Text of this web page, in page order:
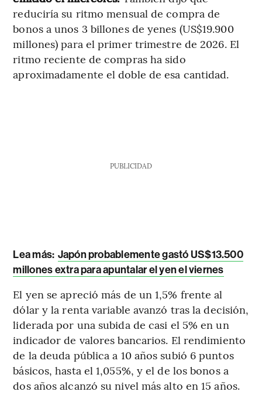
reduciría su ritmo mensual de compra de
bonos a unos 3 billones de yenes (US$19.900
millones) para el primer trimestre de 2026. El
ritmo reciente de compras ha sido
aproximadamente el doble de esa cantidad.
PUBLICIDAD
Lea más: Japón probablemente gastó US$13.500
millones extra para apuntalar el yen el viernes
El yen se apreció más de un 1,5% frente al
dólar y la renta variable avanzó tras la decisión,
liderada por una subida de casi el 5% en un
indicador de valores bancarios. El rendimiento
de la deuda pública a 10 años subió 6 puntos
básicos, hasta el 1,055%, y el de los bonos a
dos años alcanzó su nivel más alto en 15 años.